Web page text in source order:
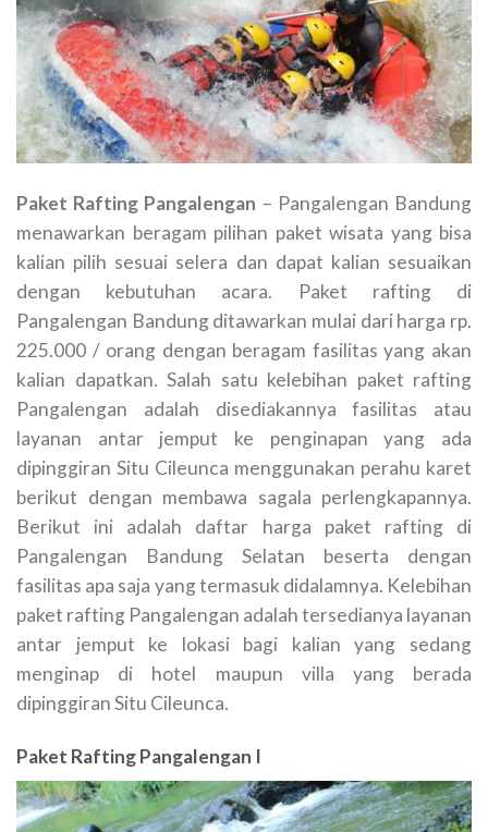
Paket Rafting Pangalengan – Pangalengan Bandung
menawarkan beragam pilihan paket wisata yang bisa
kalian pilih sesuai selera dan dapat kalian sesuaikan
dengan kebutuhan acara. Paket rafting di
Pangalengan Bandung ditawarkan mulai dari harga rp.
225.000 / orang dengan beragam fasilitas yang akan
kalian dapatkan. Salah satu kelebihan paket rafting
Pangalengan adalah disediakannya fasilitas atau
layanan antar jemput ke penginapan yang ada
dipinggiran Situ Cileunca menggunakan perahu karet
berikut dengan membawa sagala perlengkapannya.
Berikut ini adalah daftar harga paket rafting di
Pangalengan Bandung Selatan beserta dengan
fasilitas apa saja yang termasuk didalamnya. Kelebihan
paket rafting Pangalengan adalah tersedianya layanan
antar jemput ke lokasi bagi kalian yang sedang
menginap di hotel maupun villa yang berada
dipinggiran Situ Cileunca.
Paket Rafting Pangalengan I